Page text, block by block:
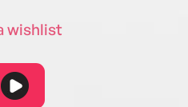
wishlist